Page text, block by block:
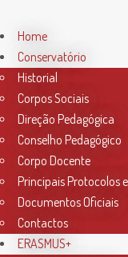
22 Jan
de
Home
Conservatório
Historial
Corpos Sociais
Direção Pedagógica
Conselho Pedagógico
Corpo Docente
Principais Protocolos
Documentos Oficiais
Contactos
ERASMUS+